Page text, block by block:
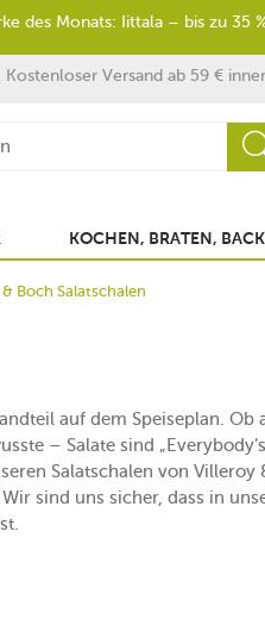
Kostenloser Versand ab 59 €
KOCHEN, BRATEN,
Boch Salatschalen
auf dem Speiseplan. Ob
– Salate sind
Salatschalen von Villeroy
sind uns sicher, dass in
des Monats: Iittala – bis zu 35